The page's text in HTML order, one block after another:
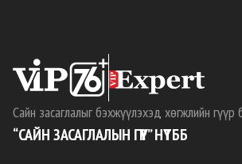
Сайн засаглалыг бэхжүүлэхэд хөгжлийн гүүр
“САЙН ЗАСАГЛАЛЫН ГҮҮР” НҮТББ